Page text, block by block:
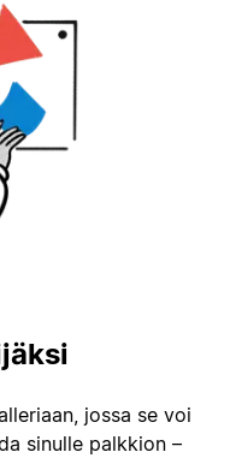
jossa se voi
sinulle palkkion –